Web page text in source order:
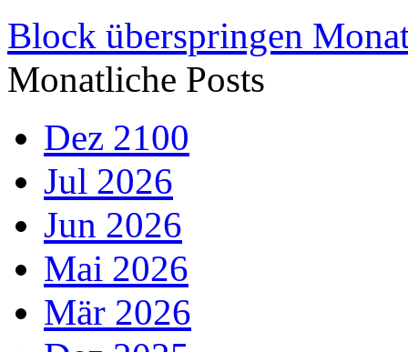
Block überspringen
Monatliche Posts
Dez 2100
Jul 2026
Jun 2026
Mai 2026
Mär 2026